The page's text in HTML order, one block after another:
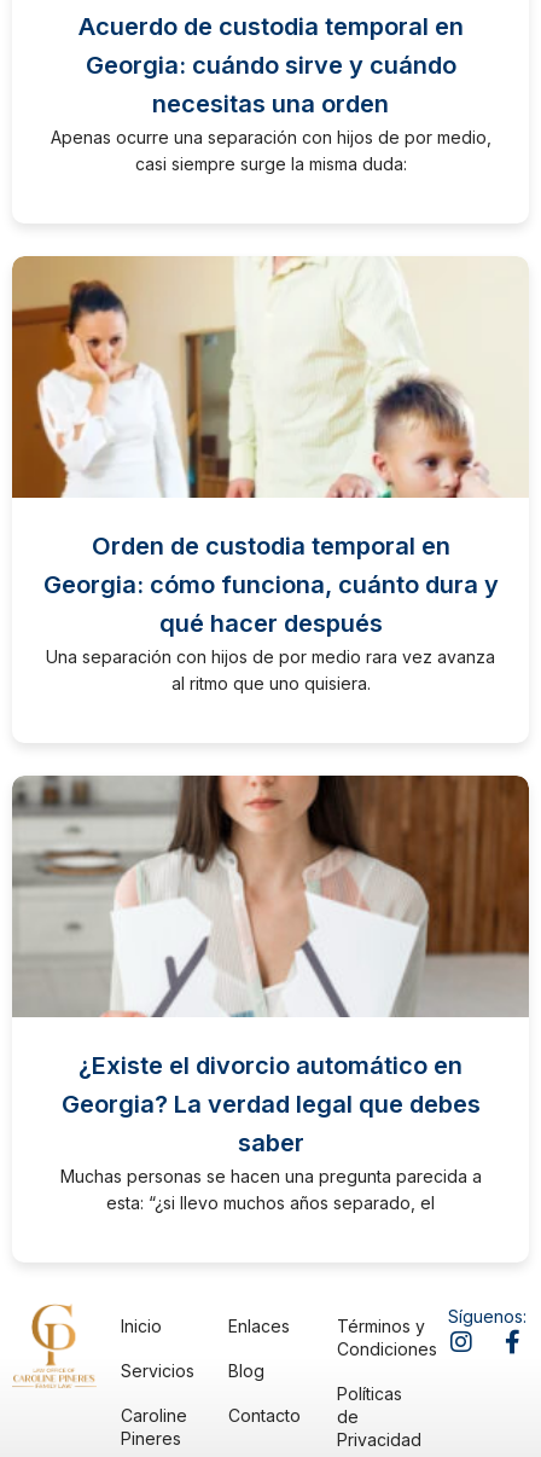
Acuerdo de custodia temporal en
Georgia: cuándo sirve y cuándo
necesitas una orden
Apenas ocurre una separación con hijos de por medio,
casi siempre surge la misma duda:
Orden de custodia temporal en
Georgia: cómo funciona, cuánto dura y
qué hacer después
Una separación con hijos de por medio rara vez avanza
al ritmo que uno quisiera.
¿Existe el divorcio automático en
Georgia? La verdad legal que debes
saber
Muchas personas se hacen una pregunta parecida a
esta: “¿si llevo muchos años separado, el
Inicio
Servicios
Caroline
Pineres
Enlaces
Blog
Contacto
Términos y
Condiciones
Políticas
de
Privacidad
Síguenos: